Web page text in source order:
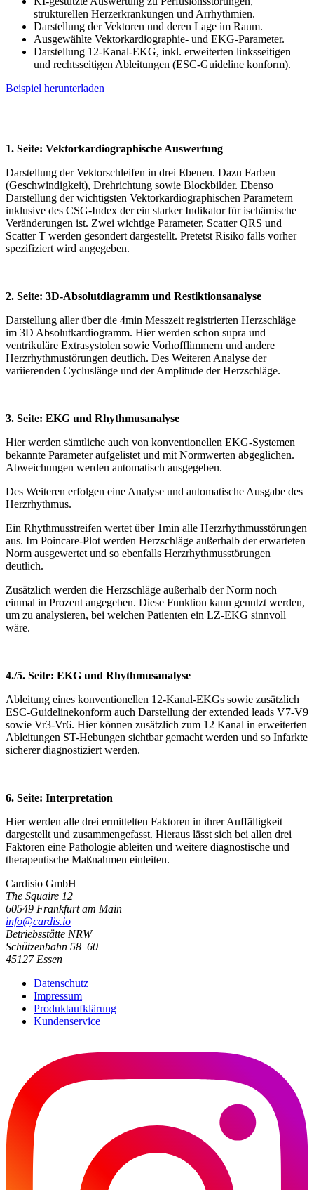
strukturellen Herzerkrankungen und Arrhythmien.
Darstellung der Vektoren und deren Lage im Raum.
Ausgewählte Vektorkardiographie- und EKG-Parameter.
Darstellung 12-Kanal-EKG, inkl. erweiterten linksseitigen
und rechtsseitigen Ableitungen (ESC-Guideline konform).
Beispiel herunterladen
1. Seite: Vektorkardiographische Auswertung
Darstellung der Vektorschleifen in drei Ebenen. Dazu Farben
(Geschwindigkeit), Drehrichtung sowie Blockbilder. Ebenso
Darstellung der wichtigsten Vektorkardiographischen Parametern
inklusive des CSG-Index der ein starker Indikator für ischämische
Veränderungen ist. Zwei wichtige Parameter, Scatter QRS und
Scatter T werden gesondert dargestellt. Pretetst Risiko falls vorher
spezifiziert wird angegeben.
2. Seite: 3D-Absolutdiagramm und Restiktionsanalyse
Darstellung aller über die 4min Messzeit registrierten Herzschläge
im 3D Absolutkardiogramm. Hier werden schon supra und
ventrikuläre Extrasystolen sowie Vorhofflimmern und andere
Herzrhythmustörungen deutlich. Des Weiteren Analyse der
variierenden Cycluslänge und der Amplitude der Herzschläge.
3. Seite: EKG und Rhythmusanalyse
Hier werden sämtliche auch von konventionellen EKG-Systemen
bekannte Parameter aufgelistet und mit Normwerten abgeglichen.
Abweichungen werden automatisch ausgegeben.
Des Weiteren erfolgen eine Analyse und automatische Ausgabe des
Herzrhythmus.
Ein Rhythmusstreifen wertet über 1min alle Herzrhythmusstörungen
aus. Im Poincare-Plot werden Herzschläge außerhalb der erwarteten
Norm ausgewertet und so ebenfalls Herzrhythmusstörungen
deutlich.
Zusätzlich werden die Herzschläge außerhalb der Norm noch
einmal in Prozent angegeben. Diese Funktion kann genutzt werden,
um zu analysieren, bei welchen Patienten ein LZ-EKG sinnvoll
wäre.
4./5. Seite: EKG und Rhythmusanalyse
Ableitung eines konventionellen 12-Kanal-EKGs sowie zusätzlich
ESC-Guidelinekonform auch Darstellung der extended leads V7-V9
sowie Vr3-Vr6. Hier können zusätzlich zum 12 Kanal in erweiterten
Ableitungen ST-Hebungen sichtbar gemacht werden und so Infarkte
sicherer diagnostiziert werden.
6. Seite: Interpretation
Hier werden alle drei ermittelten Faktoren in ihrer Auffälligkeit
dargestellt und zusammengefasst. Hieraus lässt sich bei allen drei
Faktoren eine Pathologie ableiten und weitere diagnostische und
therapeutische Maßnahmen einleiten.
Cardisio GmbH
The Squaire 12
60549 Frankfurt am Main
info@cardis.io
Betriebsstätte NRW
Schützenbahn 58–60
45127 Essen
Datenschutz
Impressum
Produktaufklärung
Kundenservice